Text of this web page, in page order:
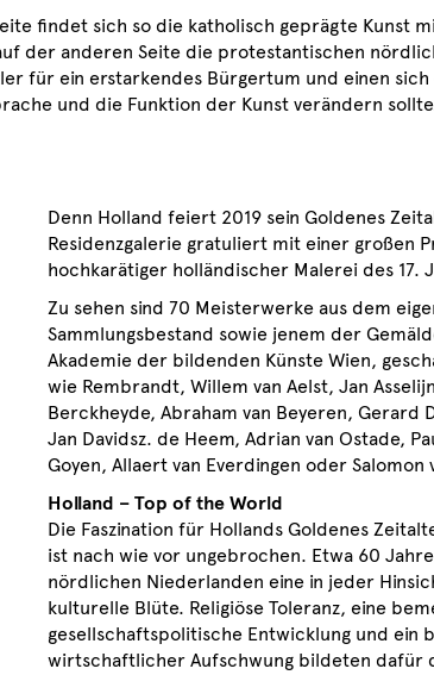
findet sich so die katholisch geprägte Kunst
der anderen Seite die protestantischen
für ein erstarkendes Bürgertum und einen
und die Funktion der Kunst verändern
Denn Holland feiert 2019 sein Goldenes
Residenzgalerie gratuliert mit einer großen
hochkarätiger holländischer Malerei des 17.
Zu sehen sind 70 Meisterwerke aus dem
Sammlungsbestand sowie jenem der
Akademie der bildenden Künste Wien,
wie Rembrandt, Willem van Aelst, Jan
Berckheyde, Abraham van Beyeren, Gerard
Jan Davidsz. de Heem, Adrian van Ostade,
Goyen, Allaert van Everdingen oder Salomon
Holland – Top of the World
Die Faszination für Hollands Goldenes
ist nach wie vor ungebrochen. Etwa 60
nördlichen Niederlanden eine in jeder
kulturelle Blüte. Religiöse Toleranz, eine
gesellschaftspolitische Entwicklung und ein
wirtschaftlicher Aufschwung bildeten dafür